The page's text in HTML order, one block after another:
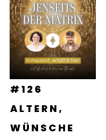
#126
ALTERN,
WÜNSCHE